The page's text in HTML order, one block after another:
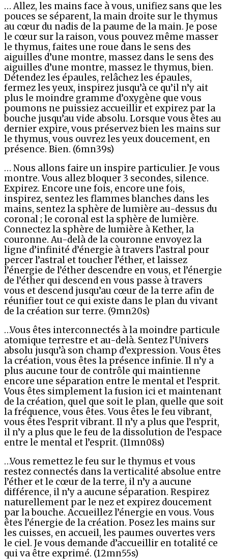
… Allez, les mains face à vous, unifiez sans que les
pouces se séparent, la main droite sur le thymus
au cœur du nadis de la paume de la main. Je pose
le cœur sur la raison, vous pouvez même masser
le thymus, faites une roue dans le sens des
aiguilles d’une montre, massez dans le sens des
aiguilles d’une montre, massez le thymus, bien.
Détendez les épaules, relâchez les épaules,
fermez les yeux, inspirez jusqu’à ce qu’il n’y ait
plus le moindre gramme d’oxygène que vous
poumons ne puissiez accueillir et expirez par la
bouche jusqu’au vide absolu. Lorsque vous êtes au
dernier expire, vous préservez bien les mains sur
le thymus, vous ouvrez les yeux doucement, en
présence. Bien. (6mn39s)
… Nous allons faire un inspire particulier. Je vous
montre. Vous allez bloquer 3 secondes, silence.
Expirez. Encore une fois, encore une fois,
inspirez, sentez les flammes blanches dans les
mains, sentez la sphère de lumière au-dessus du
coronal ; le coronal est la sphère de lumière.
Connectez la sphère de lumière à Kether, la
couronne. Au-delà de la couronne envoyez la
ligne d’infinité d’énergie à travers l’astral pour
percer l’astral et toucher l’éther, et laissez
l’énergie de l’éther descendre en vous, et l’énergie
de l’éther qui descend en vous passe à travers
vous et descend jusqu’au cœur de la terre afin de
réunifier tout ce qui existe dans le plan du vivant
de la création sur terre. (9mn20s)
…Vous êtes interconnectés à la moindre particule
atomique terrestre et au-delà. Sentez l’Univers
absolu jusqu’à son champ d’expression. Vous êtes
la création, vous êtes la présence infinie. Il n’y a
plus aucune tour de contrôle qui maintienne
encore une séparation entre le mental et l’esprit.
Vous êtes simplement la fusion ici et maintenant
de la création, quel que soit le plan, quelle que soit
la fréquence, vous êtes. Vous êtes le feu vibrant,
vous êtes l’esprit vibrant. Il n’y a plus que l’esprit,
il n’y a plus que le feu de la dissolution de l’espace
entre le mental et l’esprit. (11mn08s)
…Vous remettez le feu sur le thymus et vous
restez connectés dans la verticalité absolue entre
l’éther et le cœur de la terre, il n’y a aucune
différence, il n’y a aucune séparation. Respirez
naturellement par le nez et expirez doucement
par la bouche. Accueillez l’énergie en vous. Vous
êtes l’énergie de la création. Posez les mains sur
les cuisses, en accueil, les paumes ouvertes vers
le ciel. Je vous demande d’accueillir en totalité ce
qui va être exprimé. (12mn55s)